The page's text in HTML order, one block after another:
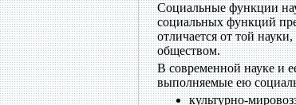
Социальные функции
социальных функций
отличается от той
обществом.
В современной науке и
выполняемые ею
культурно-